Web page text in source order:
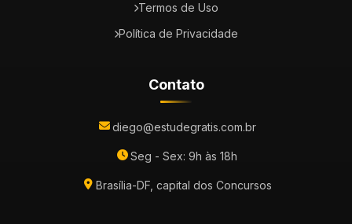
Termos de Uso
Política de Privacidade
Contato
diego@estudegratis.com.br
Seg - Sex: 9h às 18h
Brasília-DF, capital dos Concursos